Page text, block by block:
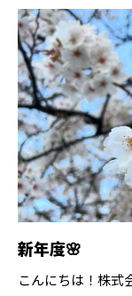
新年度🌸
こんにちは！株式